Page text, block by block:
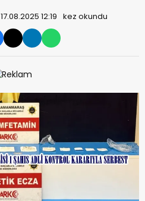
17.08.2025 12:19 kez okundu